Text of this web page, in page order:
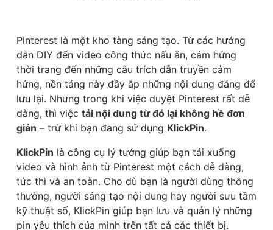
Pinterest là một kho tàng sáng tạo. Từ các hướng
dẫn DIY đến video công thức nấu ăn, cảm hứng
thời trang đến những câu trích dẫn truyền cảm
hứng, nền tảng này đầy ắp những nội dung đáng để
lưu lại. Nhưng trong khi việc duyệt Pinterest rất dễ
dàng, thì việc tải nội dung từ đó lại không hề đơn
giản – trừ khi bạn đang sử dụng KlickPin.
KlickPin là công cụ lý tưởng giúp bạn tải xuống
video và hình ảnh từ Pinterest một cách dễ dàng,
tức thì và an toàn. Cho dù bạn là người dùng thông
thường, người sáng tạo nội dung hay người sưu tầm
kỹ thuật số, KlickPin giúp bạn lưu và quản lý những
pin yêu thích của mình trên tất cả các thiết bị.